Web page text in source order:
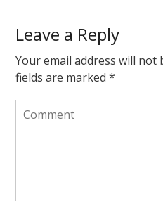
Leave a Reply
Your email address will not
fields are marked*